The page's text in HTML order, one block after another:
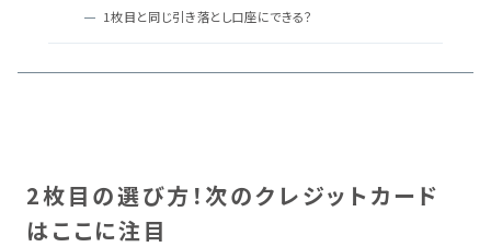
1枚目と同じ引き落とし口座にできる？
2枚目の選び方！次のクレジットカード
はここに注目